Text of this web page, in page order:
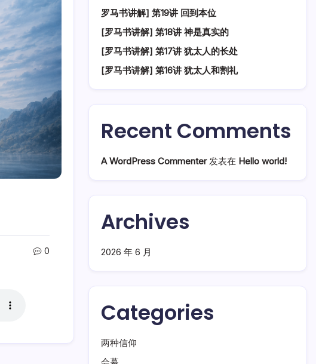
0
罗马书讲解] 第19讲 回到本位
[罗马书讲解] 第18讲 神是真实的
[罗马书讲解] 第17讲 犹太人的长处
[罗马书讲解] 第16讲 犹太人和割礼
Recent Comments
A WordPress Commenter发表在 Hello world!
Archives
2026 年 6 月
Categories
两种信仰